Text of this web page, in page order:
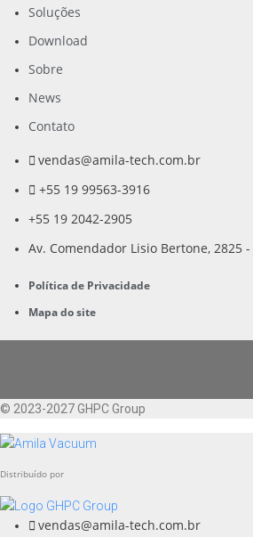
Soluções
Download
Sobre
News
Contato
vendas@amila-tech.com.br
+55 19 99563-3916
+55 19 2042-2905
Av. Comendador Lisio Bertone, 2825
Política de Privacidade
Mapa do site
© 2023-2027 GHPC Group
Distribuído por
vendas@amila-tech.com.br